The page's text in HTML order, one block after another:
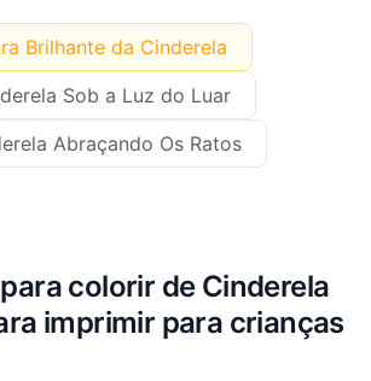
Brilhante da Cinderela
Sob a Luz do Luar
Abraçando Os Ratos
colorir de Cinderela
imprimir para crianças